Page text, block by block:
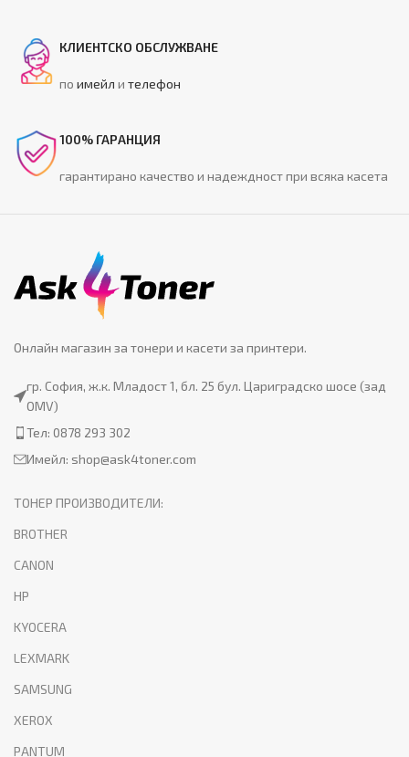
КЛИЕНТСКО ОБСЛУЖВАНЕ
поимейл ителефон
100% ГАРАНЦИЯ
гарантирано качество и надеждност при всяка касета
Онлайн магазин за тонери и касети за принтери.
гр. София, ж.к. Младост 1, бл. 25 бул. Цариградско шосе (зад
OMV)
Тел: 0878 293 302
Имейл: shop@ask4toner.com
ТОНЕР ПРОИЗВОДИТЕЛИ:
BROTHER
CANON
HP
KYOCERA
LEXMARK
SAMSUNG
XEROX
PANTUM